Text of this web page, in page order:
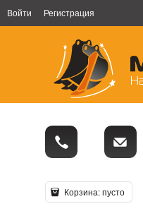
Войти Регистрация
Корзина:пусто